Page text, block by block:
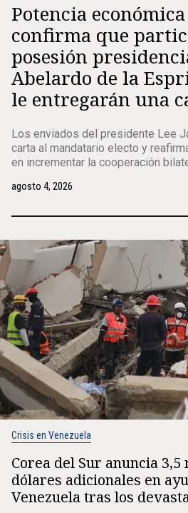
Potencia
confirma que
posesión
Abelardo de la
le entregarán una
Los enviados del presidente Lee
carta al mandatario electo y
en incrementar la cooperación
agosto 4, 2026
Crisis en Venezuela
Corea del Sur anuncia 3,5
dólares adicionales en
Venezuela tras los